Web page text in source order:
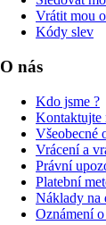
Vrátit mou
Kódy slev
O nás
Kdo jsme ?
Kontaktujte
Všeobecné
Vrácení a
Právní
Platební
Náklady na
Oznámení